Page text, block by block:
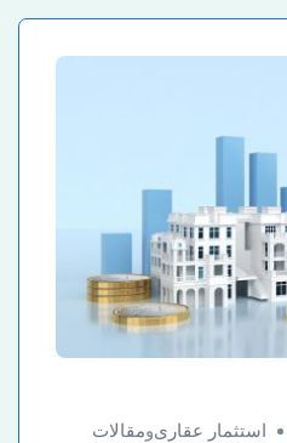
استثمار عقارىومقالات